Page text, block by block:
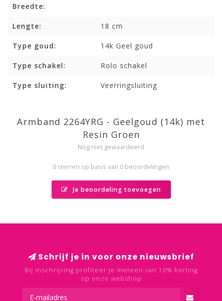
Breedte:
Lengte: 18 cm
Type goud: 14k Geel goud
Type schakel: Rolo schakel
Type sluiting: Veerringsluiting
Armband 2264YRG - Geelgoud (14k) met
Resin Groen
Nog niet gewaardeerd
0 sterren op basis van 0 beoordelingen
Je beoordeling toevoegen
Schrijf je in voor onze nieuwsbrief
Bij inschrijving profiteer je meteen van 10% korting
op onze webshop